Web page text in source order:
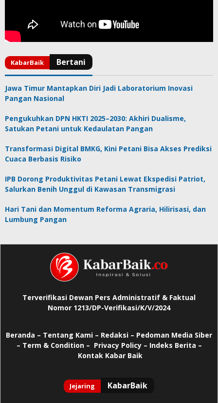
Jawa Timur Mantapkan Diri Jadi Laboratorium Inovasi
Pangan Nasional
Pengukuhkan DPN HKTI 2025–2030: Akhiri Dualisme,
Satukan Petani untuk Kedaulatan Pangan
Transformasi Digital BMKG, Kini Petani Bisa Akses Prediksi
Cuaca Berbasis Risiko
IPB Dorong Produktivitas Petani Lewat Ekspedisi Patriot,
Salurkan Benih Unggul di Kawasan Transmigrasi
Hari Tani dan Momentum Reforma Agraria, Hilirisasi, dan
Lumbung Pangan
Terverifikasi Dewan Pers Administratif & Faktual
Nomor 1213/DP-Verifikasi/K/V/2024
Beranda – Tentang Kami – Redaksi – Pedoman Media Siber
– Term & Condition – Privacy Policy– Indeks Berita –
Kontak Kabar Baik